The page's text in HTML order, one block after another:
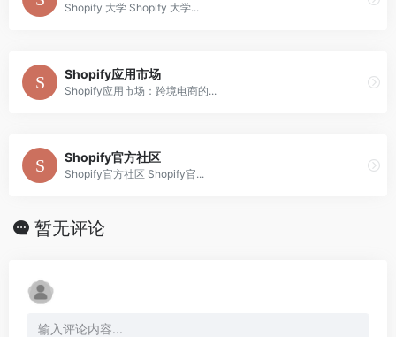
Shopify 大学 Shopify 大学...
Shopify应用市场
Shopify应用市场：跨境电商的...
Shopify官方社区
Shopify官方社区 Shopify官...
暂无评论